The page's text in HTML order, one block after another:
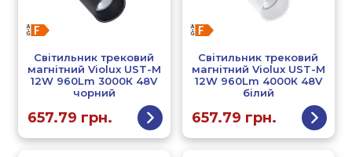
Світильник трековий
магнітний Violux UST-M
12W 960Lm 3000К 48V
чорний
657.79 грн.
Світильник трековий
магнітний Violux UST-M
12W 960Lm 4000К 48V
білий
657.79 грн.